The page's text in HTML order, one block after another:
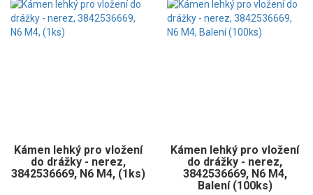
Kámen lehký pro vložení
do drážky - nerez,
3842536669, N6 M4, (1ks)
Kámen lehký pro vložení
do drážky - nerez,
3842536669, N6 M4,
Balení (100ks)